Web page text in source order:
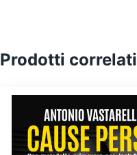
Prodotti correlati